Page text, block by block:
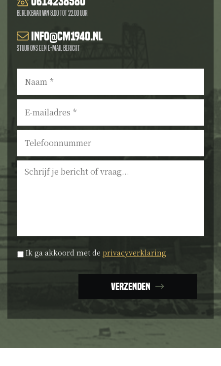
Bereikbaar van 8.00 tot 22.00 uur
info@cm1940.nl
Stuur ons een e-mail bericht
Naam *
E-
mailadres *
Telefoonnummer
Bericht
Privacyverklaring *
Ik ga akkoord met de privacyverklaring
Verzenden